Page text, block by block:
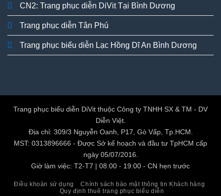
CN2: Trang phục diễn DiVit Tại Bình Dương
Trang phục diễn Tân Phú
Trang phục biểu diễn Lạc Hồng Dĩ An Bình Dương
Trang phục biểu diễn DiVit thuộc Công ty TNHH SX & TM - DV
Diễn Việt.
Địa chỉ: 309/3 Nguyễn Oanh, P17, Gò Vấp, Tp.HCM.
MST: 0313896666 - Được Sở kế hoạch và đầu tư TpHCM cấp
ngày 05/07/2016.
Giờ làm việc: T2-T7 | 08:00 - 19:00 - CN hẹn trước
Điều khoản sử dụng
Chính sách bảo mật thông tin Khách hàng
Quy định thuê trang phục biểu diễn